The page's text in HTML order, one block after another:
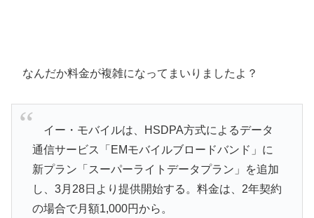
なんだか料金が複雑になってまいりましたよ？
イー・モバイルは、HSDPA方式によるデータ
通信サービス「EMモバイルブロードバンド」に
新プラン「スーパーライトデータプラン」を追加
し、3月28日より提供開始する。料金は、2年契約
の場合で月額1,000円から。